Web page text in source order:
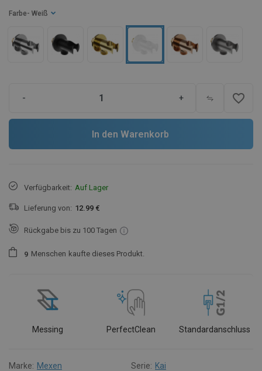
Farbe - Weiß
- + favorite_border
In den Warenkorb
Verfügbarkeit: Auf Lager
Lieferung von: 12.99 €
Rückgabe bis zu 100 Tagen
9 Menschen kaufte dieses Produkt.
Messing PerfectClean Standardanschluss
Marke: Mexen Serie: Kai